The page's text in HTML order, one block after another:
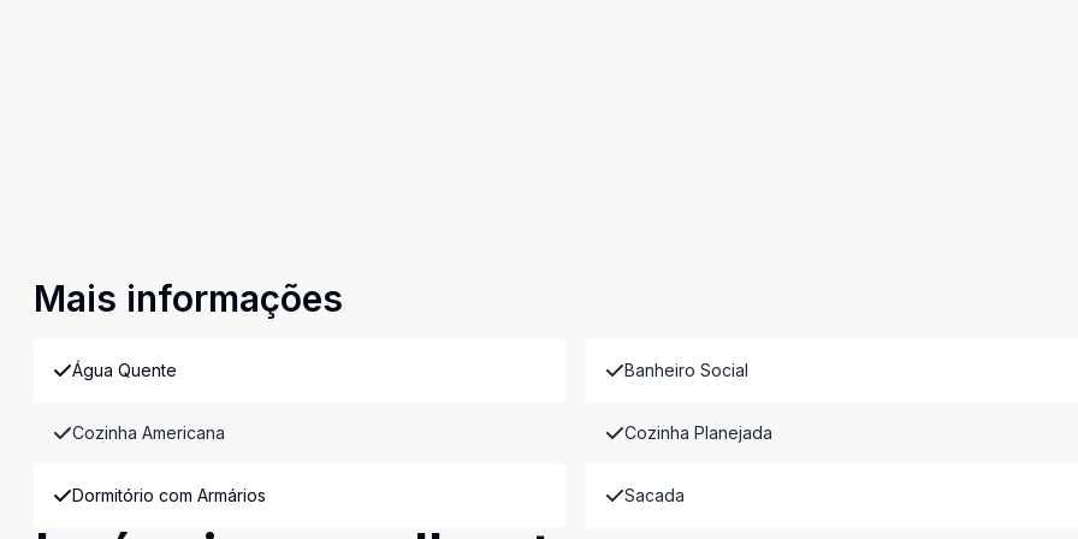
Mais informações
Água Quente Banheiro Social
Cozinha Americana Cozinha Planejada
Dormitório com Armários Sacada